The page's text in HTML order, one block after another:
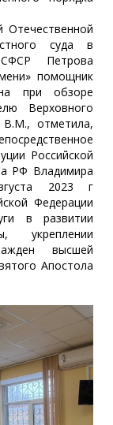
суда в
Петрова
помощник
при обзоре
Верховного
В.М., отметила,
Российской
РФ Владимира
2023 г
Федерации
в развитии
укреплении
высшей
Апостола